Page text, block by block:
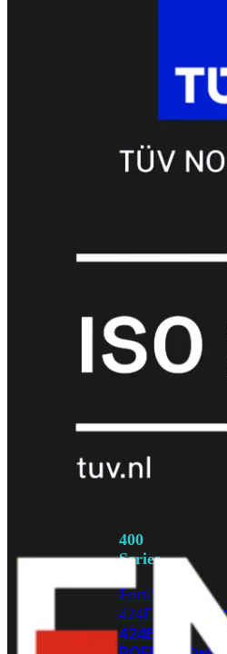
FortiSwitch
224D-
224E
224E-
POE FortiSwitch
248E-
FPOE
POE
400
Series
FortiSwitch
424E
424E-